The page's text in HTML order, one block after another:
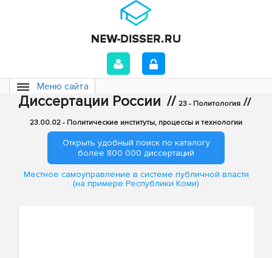
Меню сайта
Диссертации России // 23 - Политология //
23.00.02 - Политические институты, процессы и технологии
Открыть удобный поиск по каталогу
более 800 000 диссертаций
Местное самоуправление в системе публичной власти
(на примере Республики Коми)